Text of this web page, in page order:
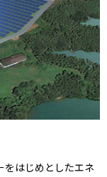
はじめとしたエネ